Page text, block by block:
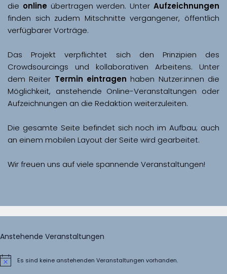
die online übertragen werden. Unter Aufzeichnungen
finden sich zudem Mitschnitte vergangener, öffentlich
Das Projekt verpflichtet sich den Prinzipien des
Crowdsourcings und kollaborativen Arbeitens. Unter
dem Reiter Termin eintragen haben Nutzer:innen die
Möglichkeit, anstehende Online-Veranstaltungen oder
Aufzeichnungen an die Redaktion weiterzuleiten.
Die gesamte Seite befindet sich noch im Aufbau; auch
Wir freuen uns auf viele spannende Veranstaltungen!
Anstehende Veranstaltungen
HinweisEs sind keine anstehenden Veranstaltungen vorhanden.